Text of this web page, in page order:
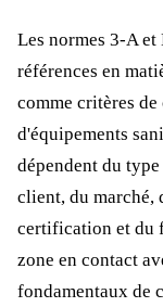
Les normes 3-A
références en
comme critères
d'équipements
dépendent du
client, du marché,
certification et du
zone en contact
fondamentaux de